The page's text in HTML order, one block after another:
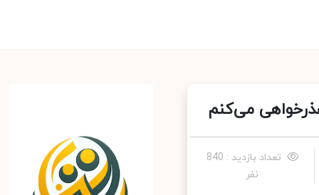
می‌کنم
تعداد بازدید : 840
نفر